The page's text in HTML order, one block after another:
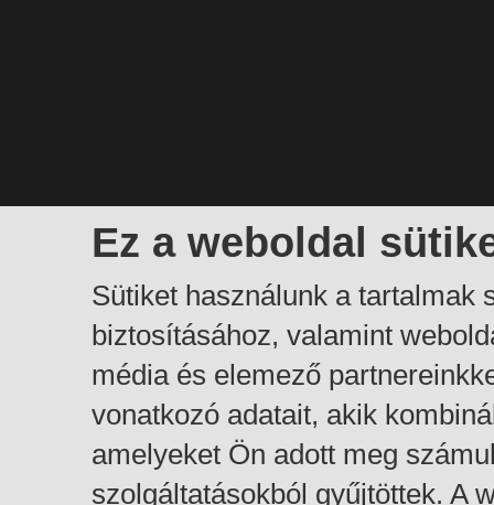
Ez a weboldal
Sütiket használunk a tartalmak
biztosításához, valamint
média és elemező
vonatkozó adatait, akik
amelyeket Ön adott meg
szolgáltatásokból gyűjtöttek. A